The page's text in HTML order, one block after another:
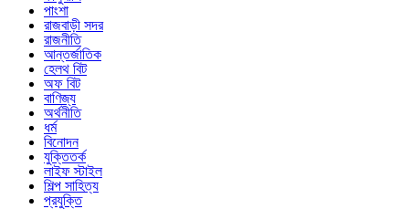
পাংশা
রাজবাড়ী সদর
রাজনীতি
আন্তর্জাতিক
হেলথ বিট
অফ বিট
বাণিজ্য
অর্থনীতি
ধর্ম
বিনোদন
যুক্তিতর্ক
লাইফ স্টাইল
শিল্প সাহিত্য
প্রযুক্তি